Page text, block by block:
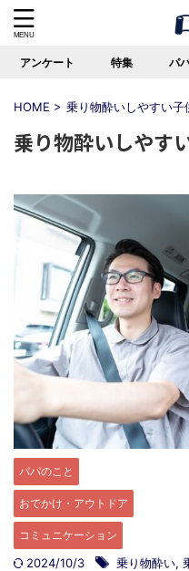
アンケート 特集 パ
HOME > 乗り物酔いしやすい子
乗り物酔いしやす
パパのこと
おでかけ・アウトドア
コミュニケーション
2024/10/3 乗り物酔い,